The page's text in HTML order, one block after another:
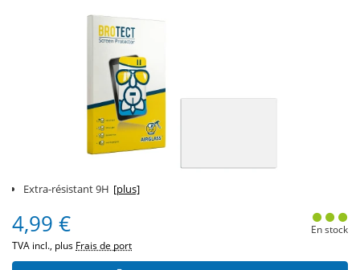
Extra-résistant 9H [plus]
4,99 €
TVA incl., plus Frais de port
En stock